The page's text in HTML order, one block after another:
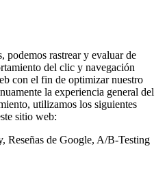
podemos rastrear y evaluar de
del clic y navegación
con el fin de optimizar nuestro
la experiencia general del
utilizamos los siguientes
sitio web:
Reseñas de Google, A/B-Testing